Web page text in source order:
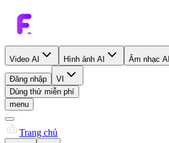
Video AI Hình ảnh AI Âm nhạc AI
Đăng nhập
VI
Dùng thử miễn phí
menu
Trang chủ